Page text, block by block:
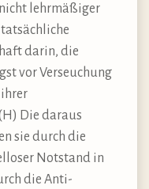
lehrmäßiger
darin, die
vor Verseuchung
ihrer
Die daraus
sie durch die
Notstand in
die Anti-